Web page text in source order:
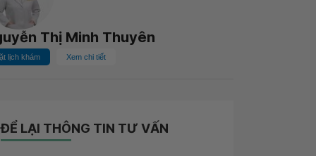
Thị Minh Thuyên
lịch khám Xem chi tiết
ĐỂ LẠI THÔNG TIN TƯ VẤN